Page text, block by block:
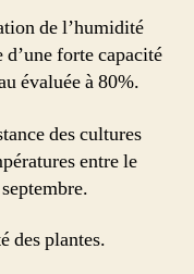
de l’humidité
forte capacité
évaluée à 80%.
des cultures
entre le
des plantes.